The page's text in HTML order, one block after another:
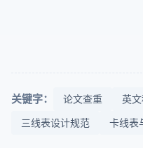
关键字： 论文查重 英
三线表设计规范
卡线表